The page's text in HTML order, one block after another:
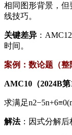
相同图形背景，但
线技巧。
​关键差异​ ：
时间。
案例：数论题（整
​AMC10（2024B第
求满足n2−5n+6≡0(
​解法​：因式分解后